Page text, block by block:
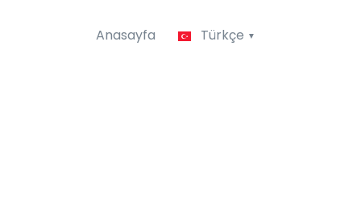
Anasayfa Türkçe